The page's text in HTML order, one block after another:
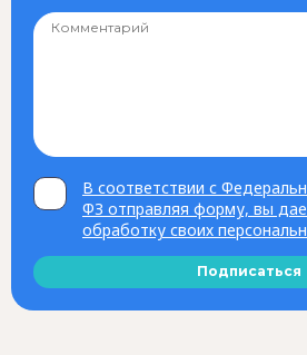
В соответствии с
ФЗ отправляя форму, вы
обработку своих
Подписаться